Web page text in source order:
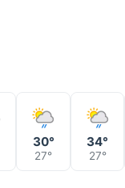
30°
27°
34°
27°